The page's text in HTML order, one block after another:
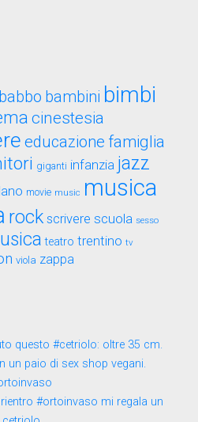
babbo bambini bimbi
cinestesia
educazione famiglia
giganti infanzia jazz
movie music musica
rock scrivere scuola sesso
teatro trentino tv
viola zappa